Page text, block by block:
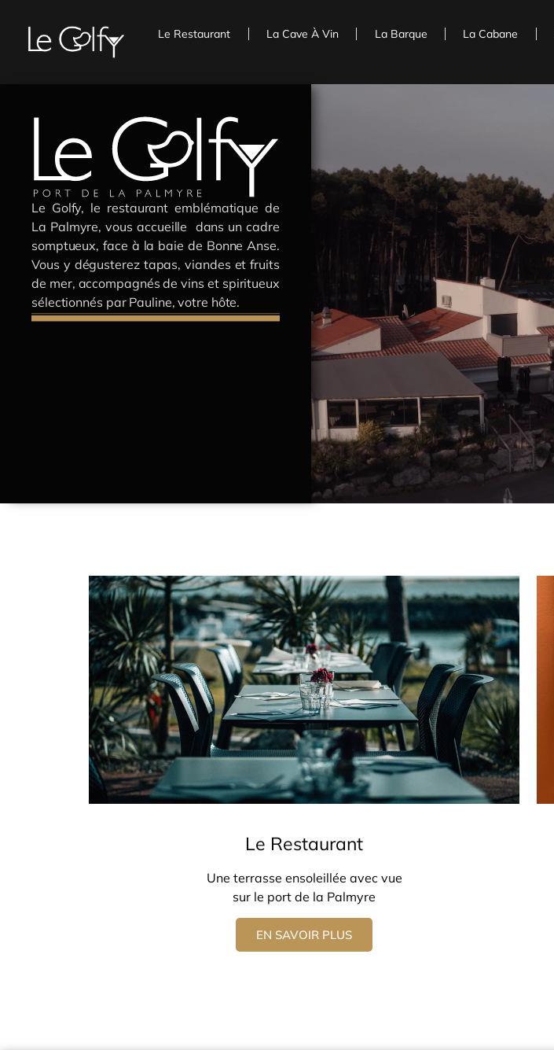
Le Restaurant La Cave À Vin La Barque La Cabane
Le Golfy, le restaurant emblématique de
La Palmyre, vous accueille dans un cadre
somptueux, face à la baie de Bonne Anse.
Vous y dégusterez tapas, viandes et fruits
de mer, accompagnés de vins et spiritueux
sélectionnés par Pauline, votre hôte.
Le Restaurant
Une terrasse ensoleillée avec vue
sur le port de la Palmyre
EN SAVOIR PLUS